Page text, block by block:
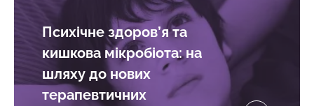
Психічне здоров’я та
кишкова мікробіота: на
шляху до нових
терапевтичних